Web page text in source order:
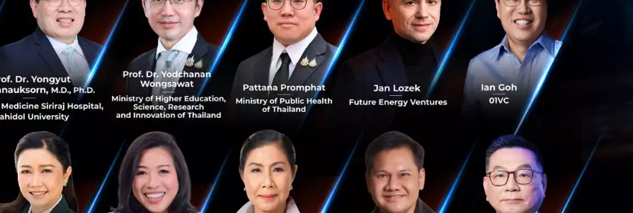
สัมภาษณ์พิเศษ: เจ้าพ่อ Growth Hacking Jon
Youngfook
ช่วงไม่กี่สัปดาห์ก่อน Jon Youngfook (Founder, Beatrix) ที่
ใครหลายคนรู้จักกันดีว่าเป็นหนึ่งในเจ้าพ่อ Growth Hacking
และเคยมาแชร์ประสบการณ์ของเขาในงาน Start it Up เมื่อปี
ก่อนที่ไทย ล...
สิงหาคม 13, 2015
1
Tech & Biz Jon Youngfook Growth Hacking dtac Accelerate
กรณีศึกษา : 7 วิธี Growth Hacking ตามสไตล์